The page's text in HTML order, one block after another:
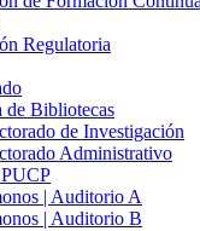
Regulatoria
de Bibliotecas
de Investigación
Administrativo
| Auditorio A
| Auditorio B